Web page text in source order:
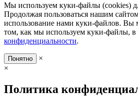
Мы используем куки-файлы (cookies)
Продолжая пользоваться нашим
использование нами куки-файлов. Вы
том, как мы используем куки-файлы,
конфиденциальности.
Понятно
×
×
Политика